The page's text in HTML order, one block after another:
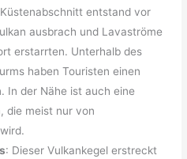
entstand vor
ausbrach und Lavaströme
erstarrten. Unterhalb des
haben Touristen einen
In der Nähe ist auch eine
die meist nur von
: Dieser Vulkankegel erstreckt